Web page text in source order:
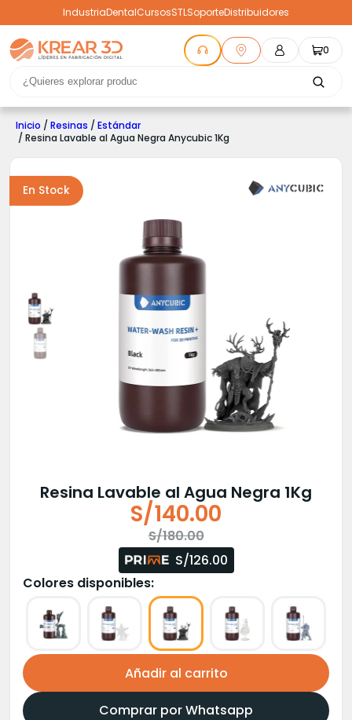
IndustriaDentalCursosSTLSoporteDistribuidores
0
Inicio / Resinas / Estándar
/ Resina Lavable al Agua Negra Anycubic 1Kg
En Stock
Resina Lavable al Agua Negra 1Kg
S/180.00
original
era:
S/180.00.
S/140.00
actual
es:
S/140.00.
S/126.00
Colores disponibles:
Añadir al carrito
Comprar por Whatsapp